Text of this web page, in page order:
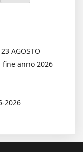
AGOSTO
anno 2026
2026